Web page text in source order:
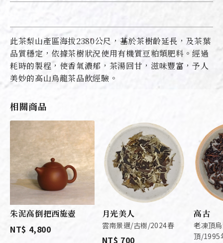
此茶梨山產區海拔2380公尺，基於茶樹齡延長，及茶葉
品質穩定，依據茶樹狀況使用有機質豆粕類肥料。經過
耗時的製程，使香氣濃郁，茶湯回甘，滋味豐富，予人
美妙的高山烏龍茶品飲經驗。
相關商品
朱泥高倒把西施壺
NT$ 4,800
月光美人
雲南景邁/古樹/2024春
NT$ 700
高古
老凍頂
頂/1995